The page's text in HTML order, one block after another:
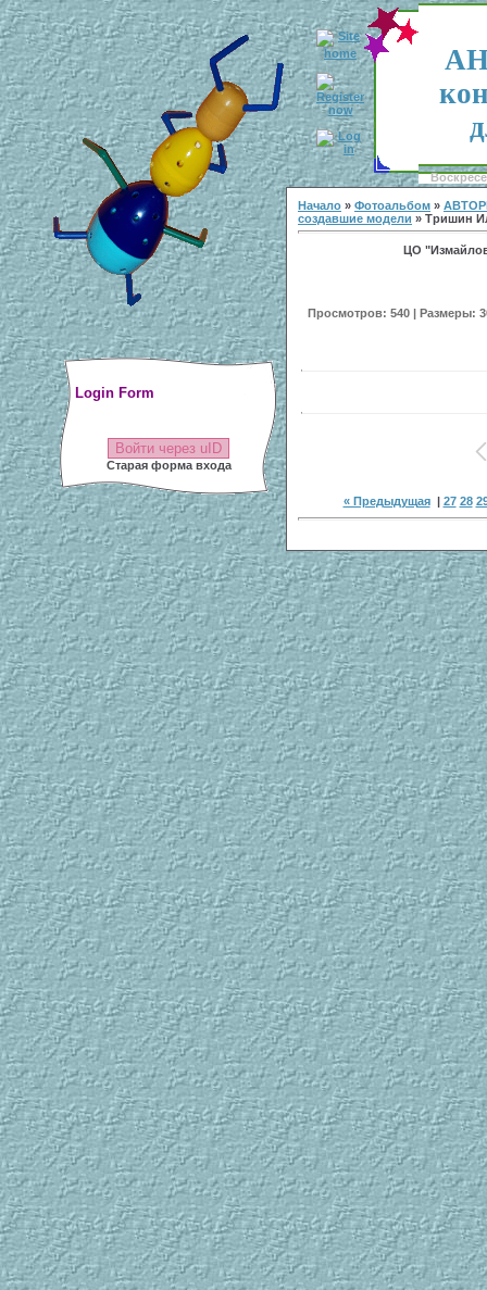
Login Form
Войти через uID
Старая форма входа
Начало » Фотоальбом »
создавшие модели » Тришин
ЦО
Просмотров: 540 | Размеры:
« Предыдущая| 27 28